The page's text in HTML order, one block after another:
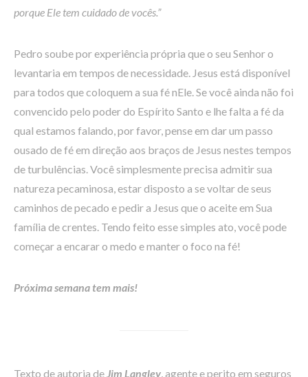
porque Ele tem cuidado de vocês.”
Pedro soube por experiência própria que o seu Senhor o
levantaria em tempos de necessidade. Jesus está disponível
para todos que coloquem a sua fé nEle. Se você ainda não foi
convencido pelo poder do Espírito Santo e lhe falta a fé da
qual estamos falando, por favor, pense em dar um passo
ousado de fé em direção aos braços de Jesus nestes tempos
de turbulências. Você simplesmente precisa admitir sua
natureza pecaminosa, estar disposto a se voltar de seus
caminhos de pecado e pedir a Jesus que o aceite em Sua
família de crentes. Tendo feito esse simples ato, você pode
começar a encarar o medo e manter o foco na fé!
Próxima semana tem mais!
Texto de autoria deJim Langley, agente e perito em seguros